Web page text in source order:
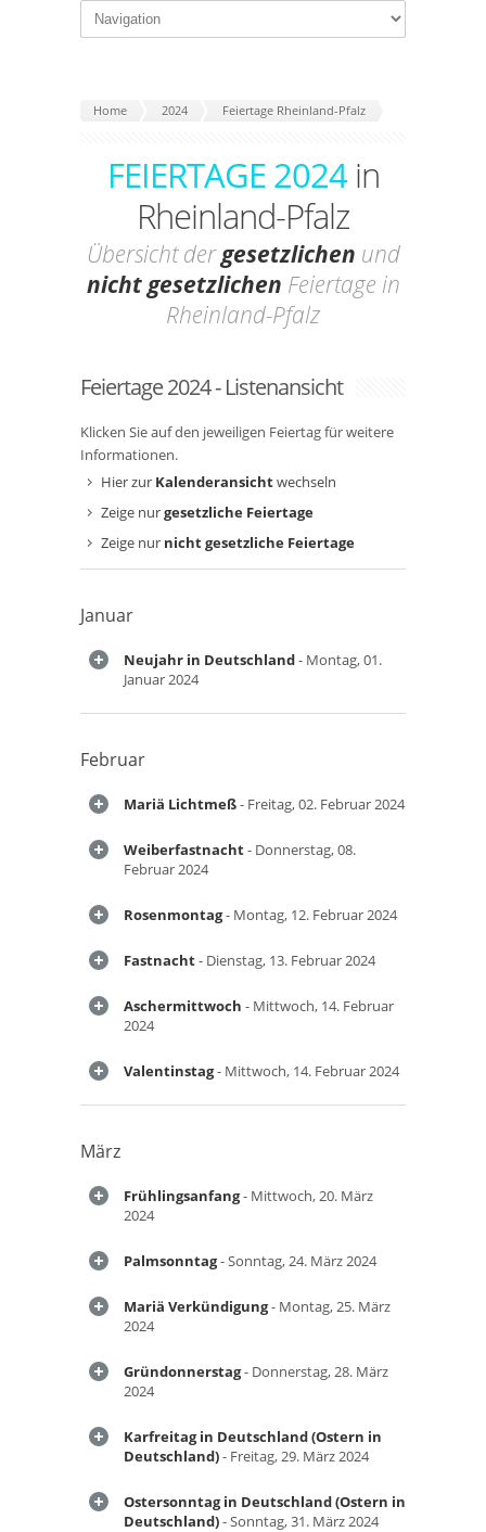
Home 2024 Feiertage Rheinland-Pfalz
FEIERTAGE 2024in
Rheinland-Pfalz
Übersicht dergesetzlichen und
nicht gesetzlichen Feiertage in
Rheinland-Pfalz
Feiertage 2024 - Listenansicht
Klicken Sie auf den jeweiligen Feiertag für weitere
Informationen.
Hier zur Kalenderansichtwechseln
Zeige nurgesetzliche Feiertage
Zeige nur nicht gesetzliche Feiertage
Januar
Neujahr in Deutschland- Montag, 01.
Januar 2024
Februar
Mariä Lichtmeß- Freitag, 02. Februar 2024
Weiberfastnacht- Donnerstag, 08.
Februar 2024
Rosenmontag- Montag, 12. Februar 2024
Fastnacht- Dienstag, 13. Februar 2024
Aschermittwoch - Mittwoch, 14. Februar
2024
Valentinstag- Mittwoch, 14. Februar 2024
März
Frühlingsanfang- Mittwoch, 20. März
2024
Palmsonntag- Sonntag, 24. März 2024
Mariä Verkündigung- Montag, 25. März
2024
Gründonnerstag- Donnerstag, 28. März
2024
Karfreitag in Deutschland (Ostern in
Deutschland)- Freitag, 29. März 2024
Ostersonntag in Deutschland (Ostern in
Deutschland)- Sonntag, 31. März 2024